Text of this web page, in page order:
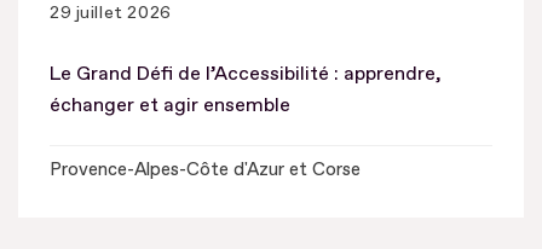
29 juillet 2026
Le Grand Défi de l’Accessibilité : apprendre,
échanger et agir ensemble
Provence-Alpes-Côte d'Azur et Corse